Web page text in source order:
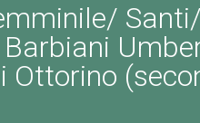
Ottorino